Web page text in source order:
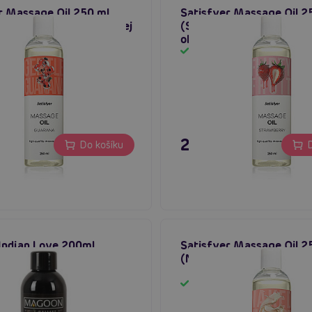
Oil 250 ml
stimulační masážní olej
Do košíku
Satisfyer Massage Oil
(Strawberry), jahodový
olej
249 Kč
Love 200ml,
mystická vůně
Satisfyer Massage Oil
(Neutral), neutrální